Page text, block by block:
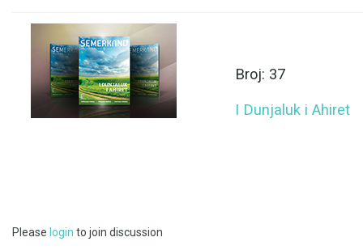
Broj: 37
I Dunjaluk i Ahiret
Please login to join discussion